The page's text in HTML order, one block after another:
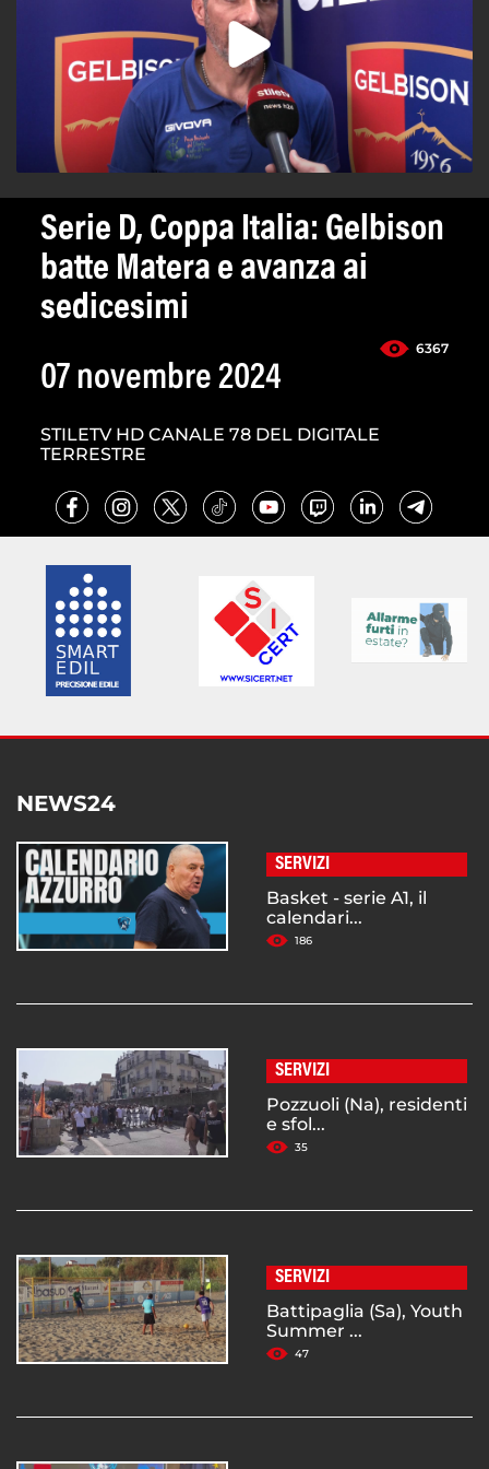
Serie D, Coppa Italia: Gelbison
batte Matera e avanza ai
sedicesimi
6367
07 novembre 2024
STILETV HD CANALE 78 DEL DIGITALE
TERRESTRE
NEWS24
SERVIZI
Basket - serie A1, il
calendari...
186
SERVIZI
Pozzuoli (Na), residenti
e sfol...
35
SERVIZI
Battipaglia (Sa), Youth
Summer ...
47